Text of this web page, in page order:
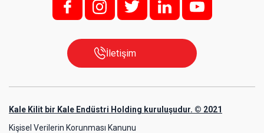
f; i; t l y
İletişim
Kale Kilit bir Kale Endüstri Holding kuruluşudur. © 2021
Kişisel Verilerin Korunması Kanunu